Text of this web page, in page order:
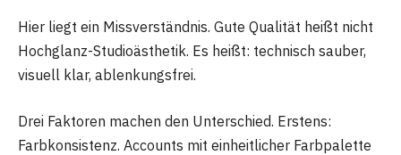
Hier liegt ein Missverständnis. Gute Qualität heißt nicht
Hochglanz-Studioästhetik. Es heißt: technisch sauber,
visuell klar, ablenkungsfrei.
Drei Faktoren machen den Unterschied. Erstens:
Farbkonsistenz. Accounts mit einheitlicher Farbpalette